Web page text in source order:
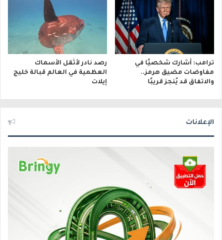
ترامب: أشارك شخصيًا في
مفاوضات مضيق هرمز..
والاتفاق قد يُنجز قريبًا
رصد نادر لأثقل الأسماك
العظمية في العالم قبالة خليج
إيلات
الإعلانات